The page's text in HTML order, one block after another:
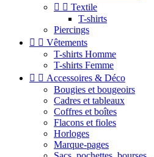
  Textile
T-shirts
Piercings
  Vêtements
T-shirts Homme
T-shirts Femme
  Accessoires & Déco
Bougies et bougeoirs
Cadres et tableaux
Coffres et boîtes
Flacons et fioles
Horloges
Marque-pages